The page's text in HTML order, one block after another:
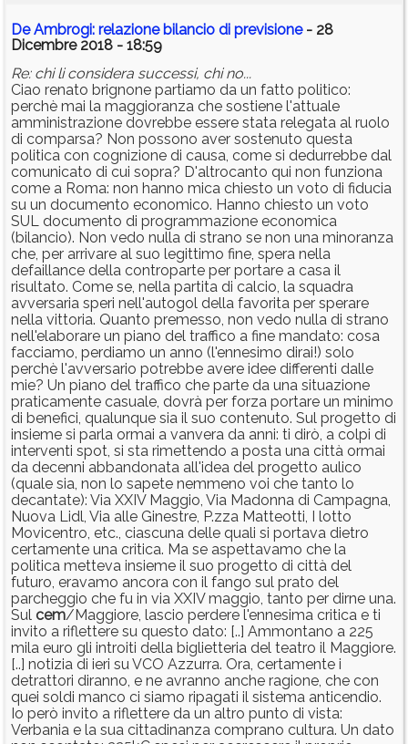
De Ambrogi: relazione bilancio di previsione- 28
Dicembre 2018 - 18:59
Re: chi li considera successi, chi no...
Ciao renato brignone partiamo da un fatto politico:
perchè mai la maggioranza che sostiene l'attuale
amministrazione dovrebbe essere stata relegata al ruolo
di comparsa? Non possono aver sostenuto questa
politica con cognizione di causa, come si dedurrebbe dal
comunicato di cui sopra? D'altrocanto qui non funziona
come a Roma: non hanno mica chiesto un voto di fiducia
su un documento economico. Hanno chiesto un voto
SUL documento di programmazione economica
(bilancio). Non vedo nulla di strano se non una minoranza
che, per arrivare al suo legittimo fine, spera nella
defaillance della controparte per portare a casa il
risultato. Come se, nella partita di calcio, la squadra
avversaria speri nell'autogol della favorita per sperare
nella vittoria. Quanto premesso, non vedo nulla di strano
nell'elaborare un piano del traffico a fine mandato: cosa
facciamo, perdiamo un anno (l'ennesimo dirai!) solo
perchè l'avversario potrebbe avere idee differenti dalle
mie? Un piano del traffico che parte da una situazione
praticamente casuale, dovrà per forza portare un minimo
di benefici, qualunque sia il suo contenuto. Sul progetto di
insieme si parla ormai a vanvera da anni: ti dirò, a colpi di
interventi spot, si sta rimettendo a posta una città ormai
da decenni abbandonata all'idea del progetto aulico
(quale sia, non lo sapete nemmeno voi che tanto lo
decantate): Via XXIV Maggio, Via Madonna di Campagna,
Nuova Lidl, Via alle Ginestre, P.zza Matteotti, I lotto
Movicentro, etc., ciascuna delle quali si portava dietro
certamente una critica. Ma se aspettavamo che la
politica metteva insieme il suo progetto di città del
futuro, eravamo ancora con il fango sul prato del
parcheggio che fu in via XXIV maggio, tanto per dirne una.
Sul cem/Maggiore, lascio perdere l'ennesima critica e ti
invito a riflettere su questo dato: [..] Ammontano a 225
mila euro gli introiti della biglietteria del teatro il Maggiore.
[..] notizia di ieri su VCO Azzurra. Ora, certamente i
detrattori diranno, e ne avranno anche ragione, che con
quei soldi manco ci siamo ripagati il sistema anticendio.
Io però invito a riflettere da un altro punto di vista:
Verbania e la sua cittadinanza comprano cultura. Un dato